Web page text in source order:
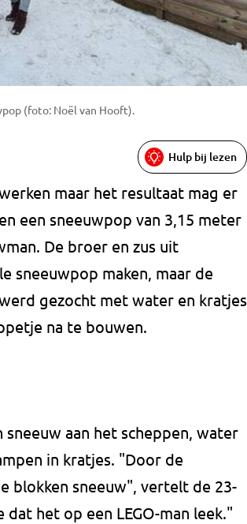
(foto: Noël van Hooft).
Hulp bij lezen
maar het resultaat mag er
een sneeuwpop van 3,15 meter
De broer en zus uit
sneeuwpop maken, maar de
gezocht met water en kratjes
na te bouwen.
aan het scheppen, water
in kratjes. "Door de
blokken sneeuw", vertelt de 23-
het op een LEGO-man leek."